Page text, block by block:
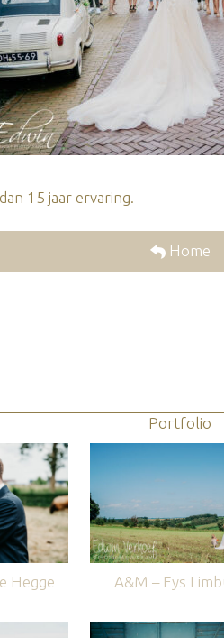
15 jaar ervaring.
Home
Portfolio
Hegge
A&M – Eys